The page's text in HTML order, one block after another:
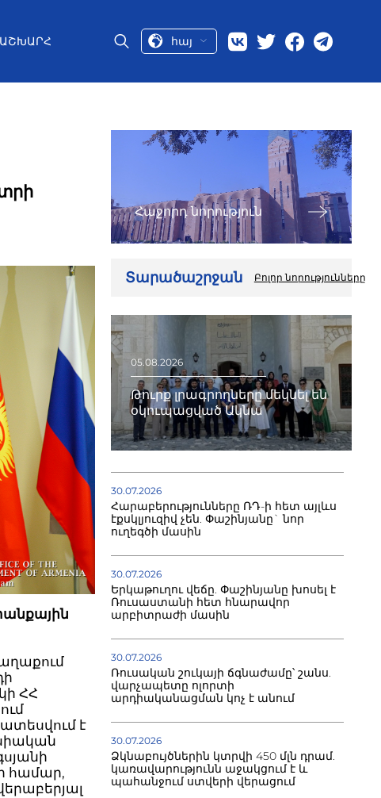
ԱՇԽԱՐՀ հայ
ՀՀ
է
համար,
Հաջորդ նորություն
Տարածաշրջան Բոլոր նորությունները
05.08.2026
Թուրք լրագրողները մեկնել են
օկուպացված Ակնա
30.07.2026
Հարաբերությունները ՌԴ-ի հետ այլևս
էքսկլյուզիվ չեն. Փաշինյանը` նոր
ուղեգծի մասին
30.07.2026
Երկաթուղու վեճը. Փաշինյանը խոսել է
Ռուսաստանի հետ հնարավոր
արբիտրաժի մասին
30.07.2026
Ռուսական շուկայի ճգնաժամը՝ շանս.
վարչապետը ոլորտի
արդիականացման կոչ է անում
30.07.2026
Ձկնաբույծներին կտրվի 450 մլն դրամ.
կառավարությունն աջակցում է և
պահանջում ստվերի վերացում